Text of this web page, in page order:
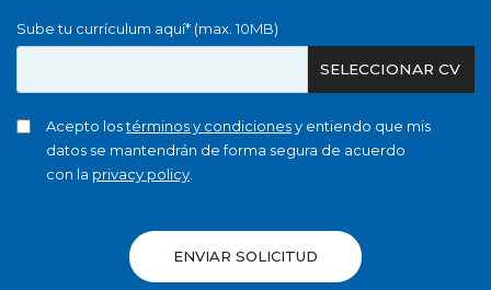
Sube tu currículum aquí* (max. 10MB)
SELECCIONAR CV
Acepto lostérminos y condicionesy entiendo que mis
datos se mantendrán de forma segura de acuerdo
con la privacy policy
ENVIAR SOLICITUD